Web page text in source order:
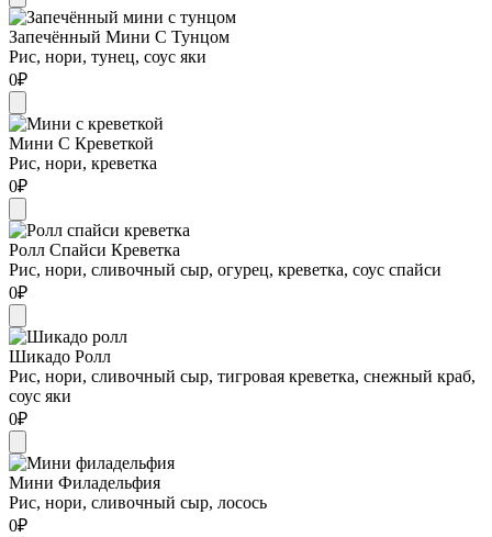
Запечённый Мини С Тунцом
Рис, нори, тунец, соус яки
0₽
Мини С Креветкой
Рис, нори, креветка
0₽
Ролл Спайси Креветка
Рис, нори, сливочный сыр, огурец, креветка, соус спайси
0₽
Шикадо Ролл
Рис, нори, сливочный сыр, тигровая креветка, снежный краб,
соус яки
0₽
Мини Филадельфия
Рис, нори, сливочный сыр, лосось
0₽